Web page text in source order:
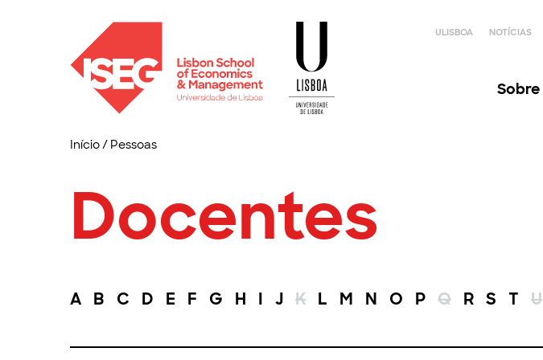
ULISBOA NOTÍCIAS
Sobre
Início/ Pessoas
Docentes
A B C D E F G H I J K L M N O P Q R S T U